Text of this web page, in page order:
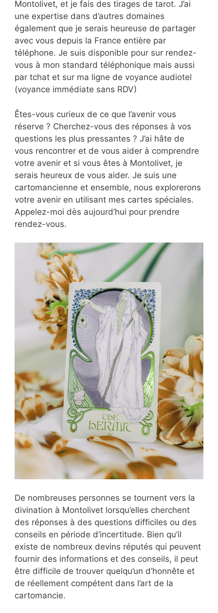
Montolivet, et je fais des tirages de tarot. J’ai
une expertise dans d’autres domaines
également que je serais heureuse de partager
avec vous depuis la France entière par
téléphone. Je suis disponible pour sur rendez-
vous à mon standard téléphonique mais aussi
par tchat et sur ma ligne de voyance audiotel
(voyance immédiate sans RDV)
Êtes-vous curieux de ce que l’avenir vous
réserve ? Cherchez-vous des réponses à vos
questions les plus pressantes ? J’ai hâte de
vous rencontrer et de vous aider à comprendre
votre avenir et si vous êtes à Montolivet, je
serais heureux de vous aider. Je suis une
cartomancienne et ensemble, nous explorerons
votre avenir en utilisant mes cartes spéciales.
Appelez-moi dès aujourd’hui pour prendre
rendez-vous.
De nombreuses personnes se tournent vers la
divination à Montolivet lorsqu’elles cherchent
des réponses à des questions difficiles ou des
conseils en période d’incertitude. Bien qu’il
existe de nombreux devins réputés qui peuvent
fournir des informations et des conseils, il peut
être difficile de trouver quelqu’un d’honnête et
de réellement compétent dans l’art de la
cartomancie.